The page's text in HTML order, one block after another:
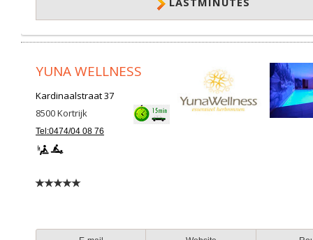
YUNA WELLNESS
Kardinaalstraat 37
8500Kortrijk
Tel:0474/04 08 76